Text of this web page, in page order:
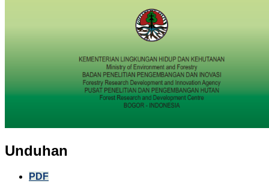
Unduhan
PDF